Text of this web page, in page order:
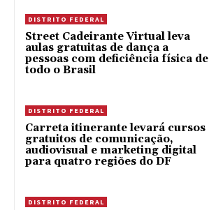
DISTRITO FEDERAL
Street Cadeirante Virtual leva
aulas gratuitas de dança a
pessoas com deficiência física de
todo o Brasil
DISTRITO FEDERAL
Carreta itinerante levará cursos
gratuitos de comunicação,
audiovisual e marketing digital
para quatro regiões do DF
DISTRITO FEDERAL